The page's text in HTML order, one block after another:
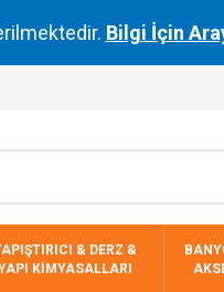
Bilgi İçin
& DERZ &
KİMYASALLARI